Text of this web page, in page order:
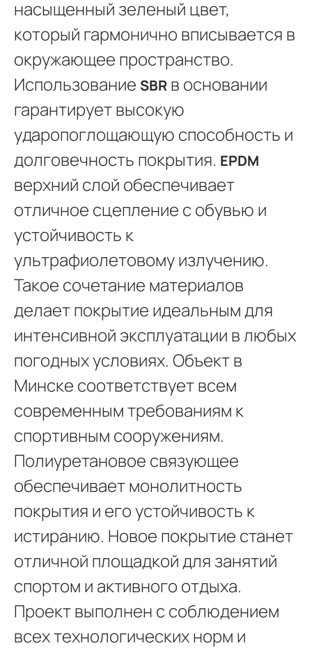
насыщенный зеленый цвет,
который гармонично вписывается в
окружающее пространство.
Использование SBR в основании
гарантирует высокую
ударопоглощающую способность и
долговечность покрытия. EPDM
верхний слой обеспечивает
отличное сцепление с обувью и
устойчивость к
ультрафиолетовому излучению.
Такое сочетание материалов
делает покрытие идеальным для
интенсивной эксплуатации в любых
погодных условиях. Объект в
Минске соответствует всем
современным требованиям к
спортивным сооружениям.
Полиуретановое связующее
обеспечивает монолитность
покрытия и его устойчивость к
истиранию. Новое покрытие станет
отличной площадкой для занятий
спортом и активного отдыха.
Проект выполнен с соблюдением
всех технологических норм и